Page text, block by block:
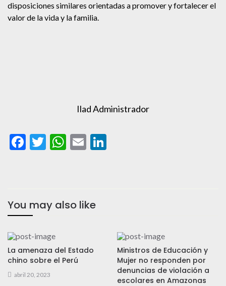
disposiciones similares orientadas a promover y fortalecer el
valor de la vida y la familia.
Ilad Administrador
Facebook
Twitter
WhatsApp
Email
You may also like
La amenaza del Estado
chino sobre el Perú
abril 20, 2023
Ministros de Educación y
Mujer no responden por
denuncias de violación a
escolares en Amazonas